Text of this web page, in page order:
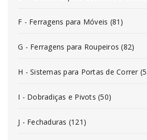
F - Ferragens para Móveis (81)
G - Ferragens para Roupeiros (82)
H - Sistemas para Portas de Correr
I - Dobradiças e Pivots (50)
J - Fechaduras (121)